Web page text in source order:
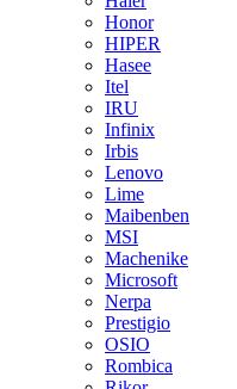
Honor
HIPER
Hasee
Itel
IRU
Infinix
Irbis
Lenovo
Lime
Maibenben
MSI
Machenike
Microsoft
Nerpa
Prestigio
OSIO
Rombica